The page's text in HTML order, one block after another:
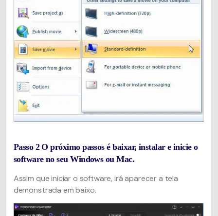
Passo 2O próximo passos é baixar, instalar e inicie o
software no seu Windows ou Mac.
Assim que iniciar o software, irá aparecer a tela
demonstrada em baixo.